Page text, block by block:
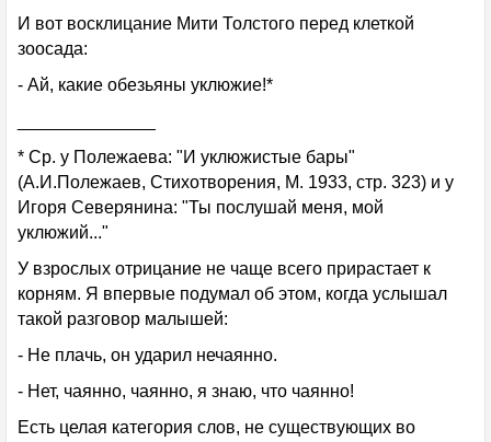
И вот восклицание Мити Толстого перед клеткой
зоосада:
- Ай, какие обезьяны уклюжие!*
* Ср. у Полежаева: "И уклюжистые бары"
(А.И.Полежаев, Стихотворения, М. 1933, стр. 323) и у
Игоря Северянина: "Ты послушай меня, мой
уклюжий..."
У взрослых отрицание не чаще всего прирастает к
корням. Я впервые подумал об этом, когда услышал
такой разговор малышей:
- Не плачь, он ударил нечаянно.
- Нет, чаянно, чаянно, я знаю, что чаянно!
Есть целая категория слов, не существующих во